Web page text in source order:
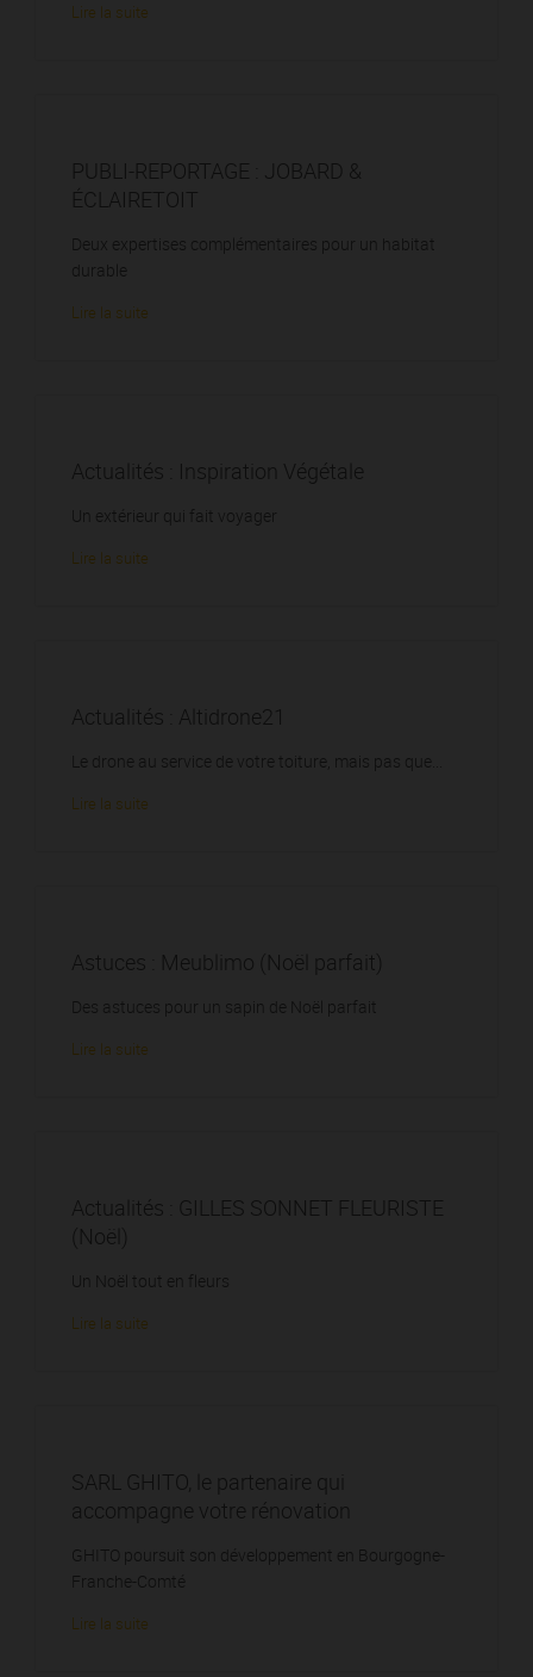
Lire la suite
PUBLI-REPORTAGE : JOBARD &
ÉCLAIRETOIT
Deux expertises complémentaires pour un habitat
durable
Lire la suite
Actualités : Inspiration Végétale
Un extérieur qui fait voyager
Lire la suite
Actualités : Altidrone21
Le drone au service de votre toiture, mais pas que...
Lire la suite
Astuces : Meublimo (Noël parfait)
Des astuces pour un sapin de Noël parfait
Lire la suite
Actualités : GILLES SONNET FLEURISTE
(Noël)
Un Noël tout en fleurs
Lire la suite
SARL GHITO, le partenaire qui
accompagne votre rénovation
GHITO poursuit son développement en Bourgogne-
Franche-Comté
Lire la suite